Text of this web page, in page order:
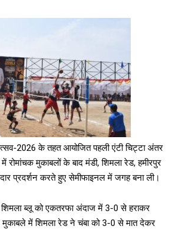
2026 के तहत आयोजित पहली एंटी चिट्टा अंतर
में रोमांचक मुकाबलों के बाद मंडी, शिमला रेड, हमीरपुर
प्रदर्शन करते हुए सेमीफाइनल में जगह बना ली।
ब्लू को एकतरफा अंदाज में 3-0 से हराकर
में शिमला रेड ने चंबा को 3-0 से मात देकर